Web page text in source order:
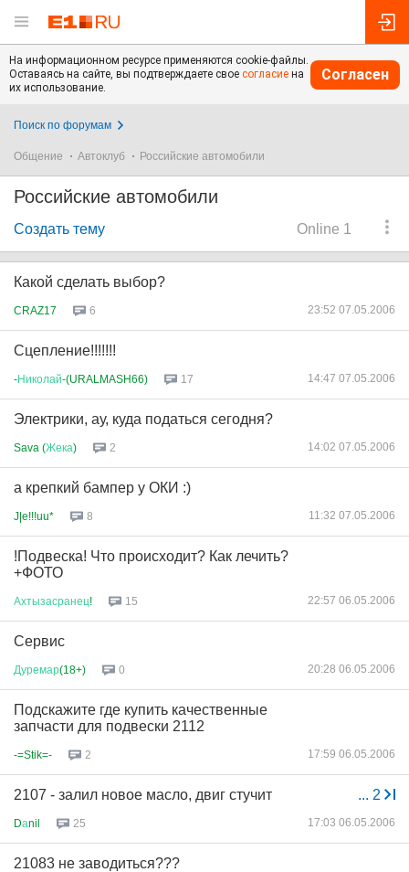
На информационном ресурсе применяются cookie-файлы.
Оставаясь на сайте, вы подтверждаете свое согласие на
их использование.
Согласен
Поиск по форумам
Общение Автоклуб Российские автомобили
Российские автомобили
Online 1
Создать тему
Какой сделать выбор?
CRAZ17 6 23:52 07.05.2006
Сцепление!!!!!!!
-Николай-(URALMASH66) 17 14:47 07.05.2006
Электрики, ау, куда податься сегодня?
Sava (Жека) 2 14:02 07.05.2006
а крепкий бампер у ОКИ :)
J|e!!!uu* 8 11:32 07.05.2006
!Подвеска! Что происходит? Как лечить?
+ФОТО
Ахтызасранец! 15 22:57 06.05.2006
Сервис
Дуремар(18+) 0 20:28 06.05.2006
Подскажите где купить качественные
запчасти для подвески 2112
-=Stik=- 2 17:59 06.05.2006
... 2
2107 - залил новое масло, двиг стучит
Dаnil 25 17:03 06.05.2006
21083 не заводиться???